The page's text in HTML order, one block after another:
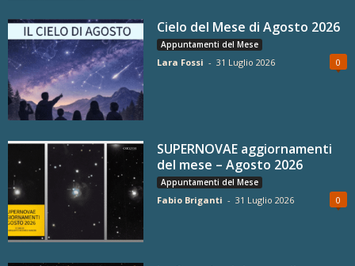
Cielo del Mese di Agosto 2026
Appuntamenti del Mese
Lara Fossi - 31 Luglio 2026 0
SUPERNOVAE aggiornamenti
del mese – Agosto 2026
Appuntamenti del Mese
Fabio Briganti - 31 Luglio 2026 0